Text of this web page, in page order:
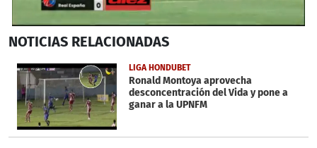
seconds
1
minute,
34
seconds
NOTICIAS RELACIONADAS
LIGA HONDUBET
Ronald Montoya aprovecha
desconcentración del Vida y pone a
ganar a la UPNFM